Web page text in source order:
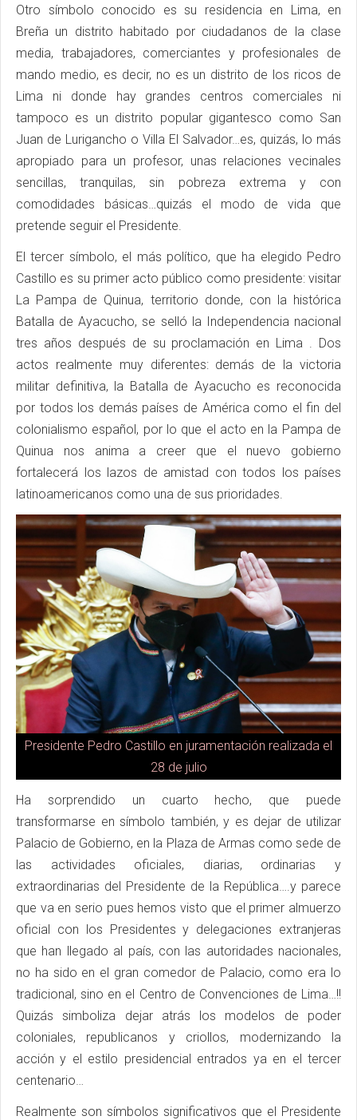
Otro símbolo conocido es su residencia en Lima, en
Breña un distrito habitado por ciudadanos de la clase
media, trabajadores, comerciantes y profesionales de
mando medio, es decir, no es un distrito de los ricos de
Lima ni donde hay grandes centros comerciales ni
tampoco es un distrito popular gigantesco como San
Juan de Lurigancho o Villa El Salvador…es, quizás, lo más
apropiado para un profesor, unas relaciones vecinales
sencillas, tranquilas, sin pobreza extrema y con
comodidades básicas…quizás el modo de vida que
pretende seguir el Presidente.
El tercer símbolo, el más político, que ha elegido Pedro
Castillo es su primer acto público como presidente: visitar
La Pampa de Quinua, territorio donde, con la histórica
Batalla de Ayacucho, se selló la Independencia nacional
tres años después de su proclamación en Lima . Dos
actos realmente muy diferentes: demás de la victoria
militar definitiva, la Batalla de Ayacucho es reconocida
por todos los demás países de América como el fin del
colonialismo español, por lo que el acto en la Pampa de
Quinua nos anima a creer que el nuevo gobierno
fortalecerá los lazos de amistad con todos los países
latinoamericanos como una de sus prioridades.
Presidente Pedro Castillo en juramentación realizada el
28 de julio
Ha sorprendido un cuarto hecho, que puede
transformarse en símbolo también, y es dejar de utilizar
Palacio de Gobierno, en la Plaza de Armas como sede de
las actividades oficiales, diarias, ordinarias y
extraordinarias del Presidente de la República….y parece
que va en serio pues hemos visto que el primer almuerzo
oficial con los Presidentes y delegaciones extranjeras
que han llegado al país, con las autoridades nacionales,
no ha sido en el gran comedor de Palacio, como era lo
tradicional, sino en el Centro de Convenciones de Lima…!!
Quizás simboliza dejar atrás los modelos de poder
coloniales, republicanos y criollos, modernizando la
acción y el estilo presidencial entrados ya en el tercer
centenario…
Realmente son símbolos significativos que el Presidente